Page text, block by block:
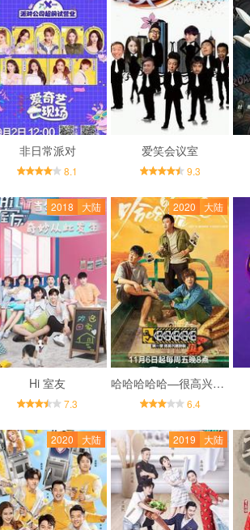
非日常派对
8.1
爱笑会议室
9.3
2018 大陆
Hi 室友
7.3
2020 大陆
哈哈哈哈哈—很高兴遇到你
6.4
2020 大陆 2019 大陆